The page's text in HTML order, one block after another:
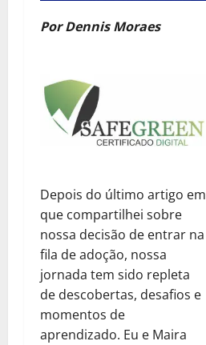
Por Dennis Moraes
Depois do último artigo em
que compartilhei sobre
nossa decisão de entrar na
fila de adoção, nossa
jornada tem sido repleta
de descobertas, desafios e
momentos de
aprendizado. Eu e Maira